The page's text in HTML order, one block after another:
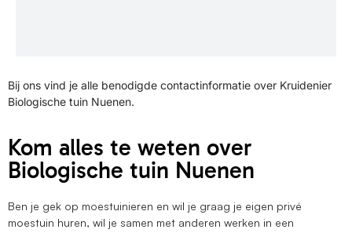
Bij ons vind je alle benodigde contactinformatie over Kruidenier
Biologische tuin Nuenen.
Kom alles te weten over
Biologische tuin Nuenen
Ben je gek op moestuinieren en wil je graag je eigen privé
moestuin huren, wil je samen met anderen werken in een